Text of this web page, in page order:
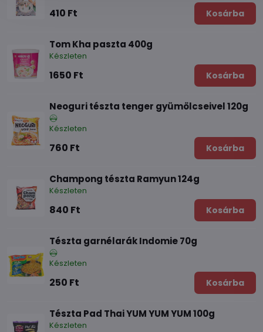
410 Ft Kosárba
Tom Kha paszta 400g
Készleten
1650 Ft Kosárba
Neoguri tészta tenger gyümölcseivel 120g
Készleten
760 Ft Kosárba
Champong tészta Ramyun 124g
Készleten
840 Ft Kosárba
Tészta garnélarák Indomie 70g
Készleten
250 Ft Kosárba
Tészta Pad Thai YUM YUM YUM 100g
Készleten